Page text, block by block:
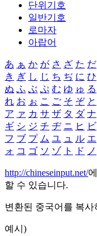
단위기호
일반기호
로마자
아랍어
あ ぁ か が さ ざ た だ
き ぎ し じ ち ぢ に ひ
ぬ ふ ぶ ぷ む ゆ ゅ る
れ お ぉ こ ご そ ぞ と
ア ァ カ サ ザ タ ダ ナ
ギ シ ジ チ ヂ ニ ヒ ビ
フ ブ プ ム ユ ュ ル エ
ォ コ ゴ ソ ゾ ト ド ノ
http://chineseinput.net/
할 수 있습니다.
변환된 중국어를 복
예시)